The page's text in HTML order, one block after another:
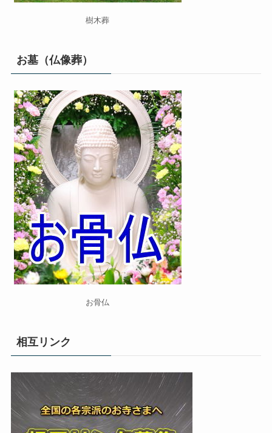
樹木葬
お墓（仏像葬）
お骨仏
相互リンク